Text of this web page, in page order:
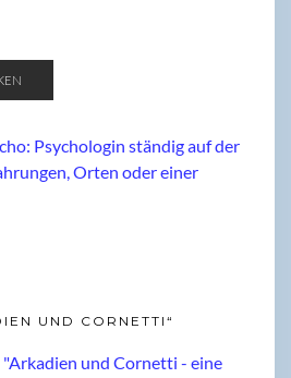
UND CORNETTI“